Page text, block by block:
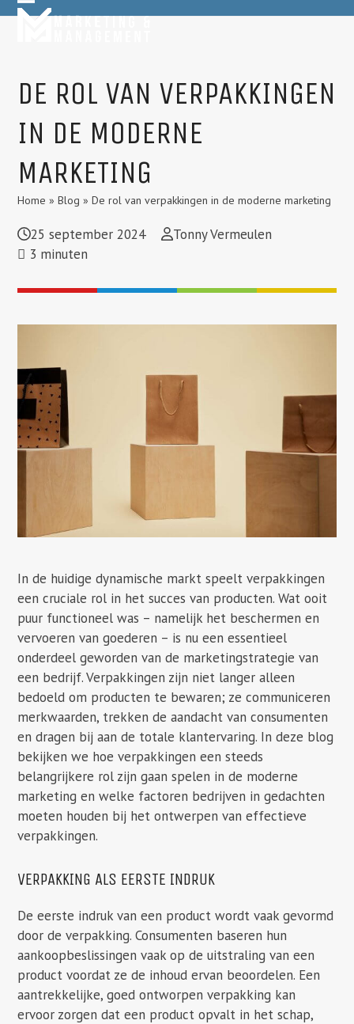
SkipOpen
Close
DE ROL VAN VERPAKKINGEN
IN DE MODERNE
MARKETING
Home »Blog »De rol van verpakkingen in de moderne marketing
25 september 2024
Tonny Vermeulen
3 minuten
In de huidige dynamische markt speelt verpakkingen
een cruciale rol in het succes van producten. Wat ooit
puur functioneel was – namelijk het beschermen en
vervoeren van goederen – is nu een essentieel
onderdeel geworden van de marketingstrategie van
een bedrijf. Verpakkingen zijn niet langer alleen
bedoeld om producten te bewaren; ze communiceren
merkwaarden, trekken de aandacht van consumenten
en dragen bij aan de totale klantervaring. In deze blog
bekijken we hoe verpakkingen een steeds
belangrijkere rol zijn gaan spelen in de moderne
marketing en welke factoren bedrijven in gedachten
moeten houden bij het ontwerpen van effectieve
verpakkingen.
VERPAKKING ALS EERSTE INDRUK
De eerste indruk van een product wordt vaak gevormd
door de verpakking. Consumenten baseren hun
aankoopbeslissingen vaak op de uitstraling van een
product voordat ze de inhoud ervan beoordelen. Een
aantrekkelijke, goed ontworpen verpakking kan
ervoor zorgen dat een product opvalt in het schap,